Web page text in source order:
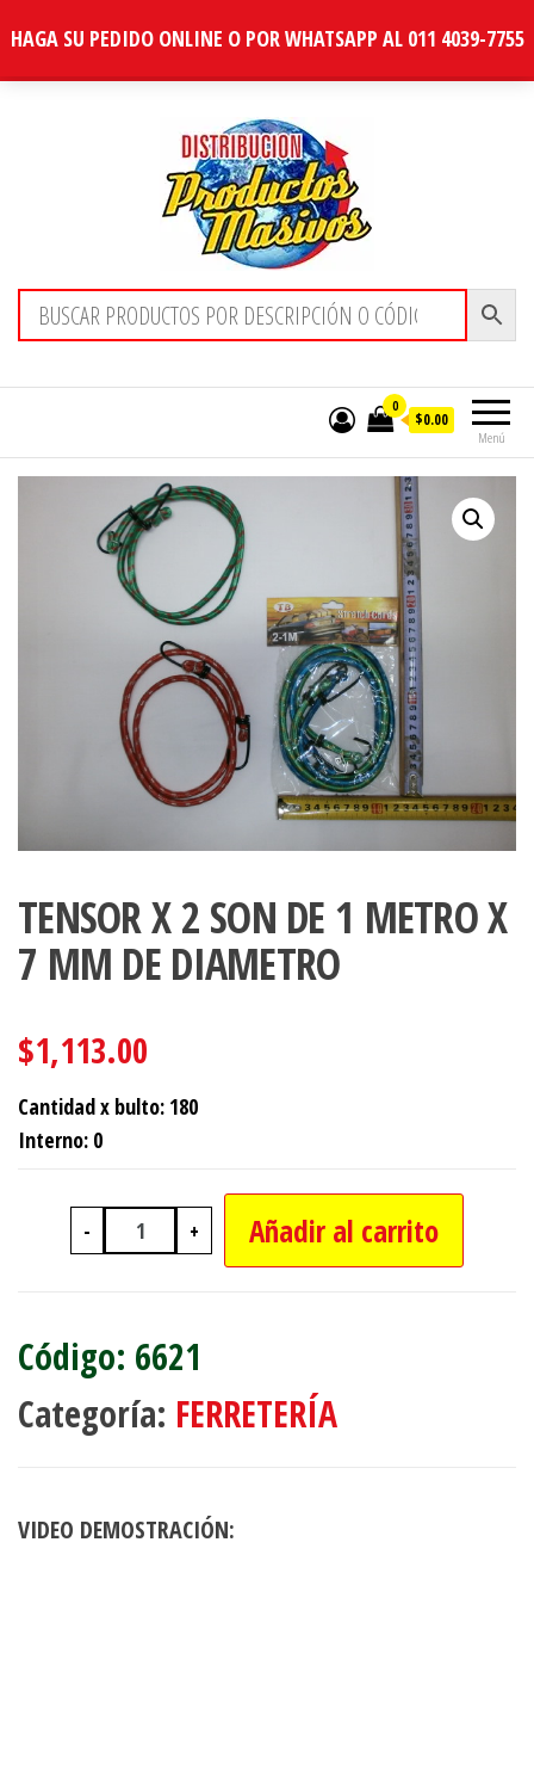
HAGA SU PEDIDO ONLINE O POR WHATSAPP AL 011 4039-7755
Distribucion Masiva
Menú
0
$0.00
TENSOR X 2 SON DE 1 METRO X
7 MM DE DIAMETRO
$1,113.00
Cantidad x bulto: 180
Interno: 0
-
TENSOR X 2 SON DE 1 METRO X 7
+ Añadir al carrito
6621
Categoría: FERRETERÍA
VIDEO DEMOSTRACIÓN: